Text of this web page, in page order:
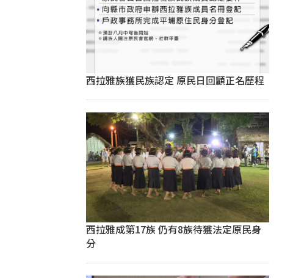
西拉雅族獲民族認定 原民日回顧正名歷程
西拉雅成第17族 仍有8族待獲法定原民身
分